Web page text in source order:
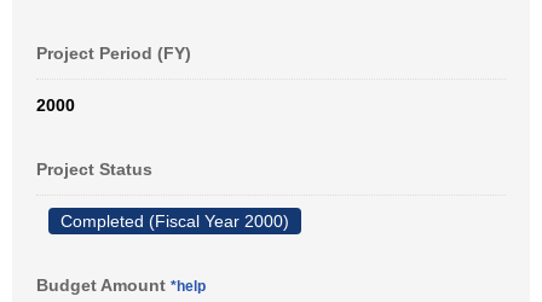
Project Period (FY)
2000
Project Status
Completed (Fiscal Year 2000)
Budget Amount *help